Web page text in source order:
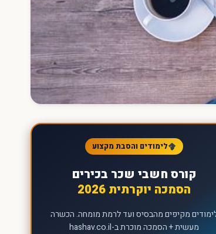
לימודים והסבת מקצוע
קורס חשבי שכר בכירים
הסמכה יוקרתית 2026
מקיפים מהבסיס ועד לרמת מומחה. הכשרה
מעשית + הסמכה מוכרת ב-hashav.co.il